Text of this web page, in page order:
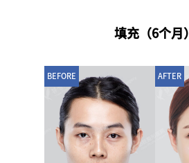
填充（6个月）
BEFORE AFTER